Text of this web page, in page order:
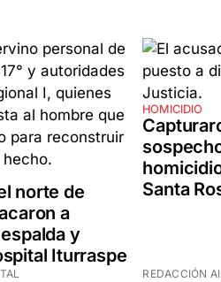
norte de
a
y
Iturraspe
HOMICIDIO
Santa
REDACCIÓN